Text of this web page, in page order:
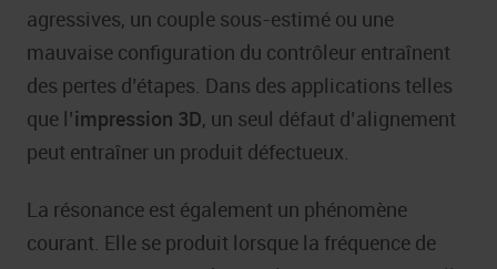
agressives, un couple sous-estimé ou une
mauvaise configuration du contrôleur entraînent
des pertes d’étapes. Dans des applications telles
que l’impression 3D, un seul défaut d’alignement
peut entraîner un produit défectueux.
La résonance est également un phénomène
courant. Elle se produit lorsque la fréquence de